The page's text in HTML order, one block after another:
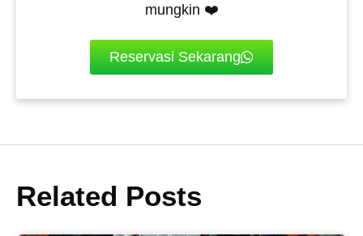
mungkin ❤️
Reservasi Sekarang
Related Posts